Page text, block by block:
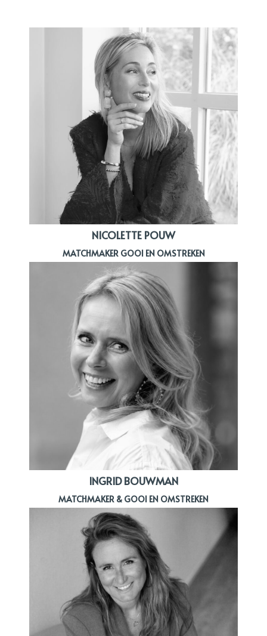
NICOLETTE POUW
MATCHMAKER GOOI EN OMSTREKEN
INGRID BOUWMAN
MATCHMAKER & GOOI EN OMSTREKEN